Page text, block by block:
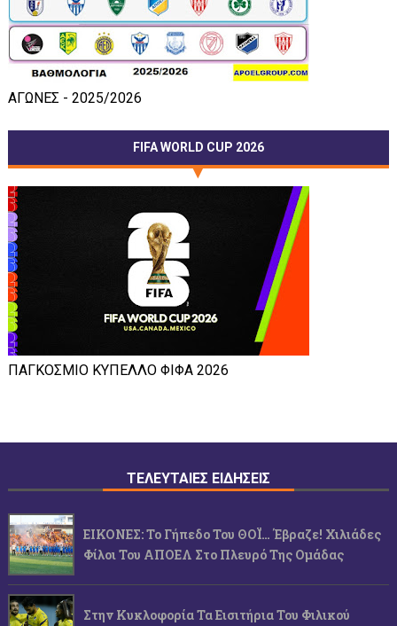
ΑΓΩΝΕΣ - 2025/2026
FIFA WORLD CUP 2026
ΠΑΓΚΟΣΜΙΟ ΚΥΠΕΛΛΟ ΦΙΦΑ 2026
ΤΕΛΕΥΤΑΙΕΣ ΕΙΔΗΣΕΙΣ
ΕΙΚΟΝΕΣ: Το Γήπεδο Του ΘΟΪ… Έβραζε! Χιλιάδες
Φίλοι Του ΑΠΟΕΛ Στο Πλευρό Της Ομάδας
Στην Κυκλοφορία Τα Εισιτήρια Του Φιλικού